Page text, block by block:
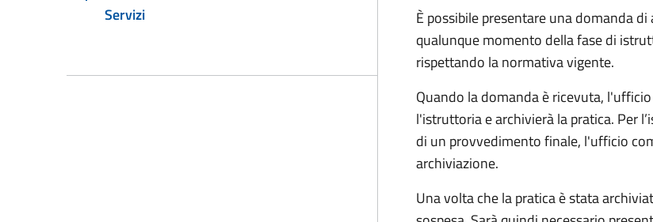
Servizi
È possibile presentare una domanda
qualunque momento della fase di
rispettando la normativa vigente.
Quando la domanda è ricevuta,
l'istruttoria e archivierà la pratica. Per
di un provvedimento finale, l'ufficio
archiviazione.
Una volta che la pratica è stata